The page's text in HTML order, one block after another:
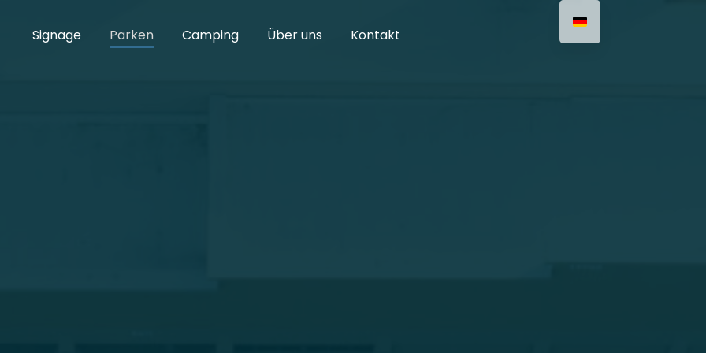
Signage Parken Camping Über uns Kontakt